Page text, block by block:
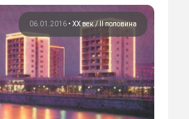
06.01.2016 • ХХ век / II половина